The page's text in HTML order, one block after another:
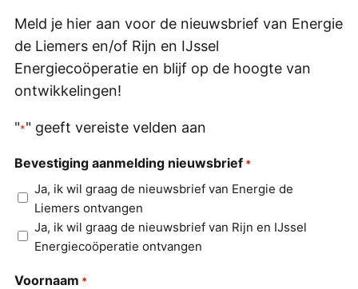
Meld je hier aan voor de nieuwsbrief van Energie
de Liemers en/of Rijn en IJssel
Energiecoöperatie en blijf op de hoogte van
ontwikkelingen!
"*" geeft vereiste velden aan
Bevestiging aanmelding nieuwsbrief *
Ja, ik wil graag de nieuwsbrief van Energie de
Liemers ontvangen
Ja, ik wil graag de nieuwsbrief van Rijn en IJssel
Energiecoöperatie ontvangen
Voornaam *